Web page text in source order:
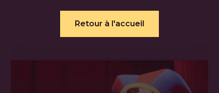
Retour à l'accueil